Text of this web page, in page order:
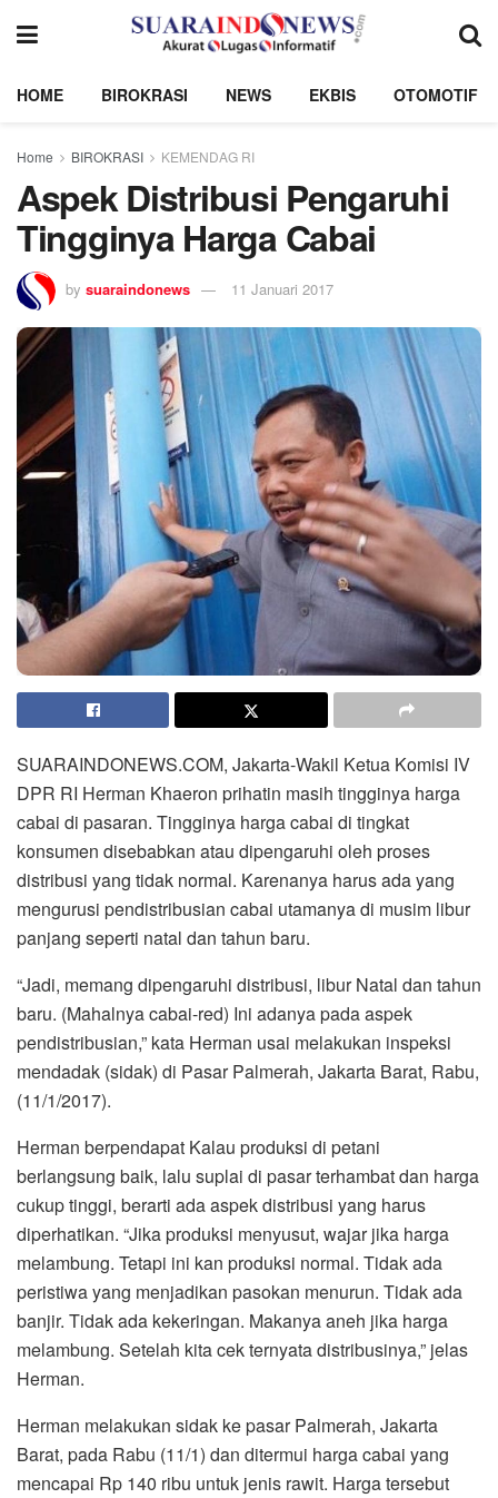
HOME BIROKRASI NEWS EKBIS OTOMOTIF
Home BIROKRASI KEMENDAG RI
Aspek Distribusi Pengaruhi
Tingginya Harga Cabai
by suaraindonews 11 Januari 2017
SUARAINDONEWS.COM, Jakarta-Wakil Ketua Komisi IV
DPR RI Herman Khaeron prihatin masih tingginya harga
cabai di pasaran. Tingginya harga cabai di tingkat
konsumen disebabkan atau dipengaruhi oleh proses
distribusi yang tidak normal. Karenanya harus ada yang
mengurusi pendistribusian cabai utamanya di musim libur
panjang seperti natal dan tahun baru.
“Jadi, memang dipengaruhi distribusi, libur Natal dan tahun
baru. (Mahalnya cabai-red) Ini adanya pada aspek
pendistribusian,” kata Herman usai melakukan inspeksi
mendadak (sidak) di Pasar Palmerah, Jakarta Barat, Rabu,
(11/1/2017).
Herman berpendapat Kalau produksi di petani
berlangsung baik, lalu suplai di pasar terhambat dan harga
cukup tinggi, berarti ada aspek distribusi yang harus
diperhatikan. “Jika produksi menyusut, wajar jika harga
melambung. Tetapi ini kan produksi normal. Tidak ada
peristiwa yang menjadikan pasokan menurun. Tidak ada
banjir. Tidak ada kekeringan. Makanya aneh jika harga
melambung. Setelah kita cek ternyata distribusinya,” jelas
Herman.
Herman melakukan sidak ke pasar Palmerah, Jakarta
Barat, pada Rabu (11/1) dan ditermui harga cabai yang
mencapai Rp 140 ribu untuk jenis rawit. Harga tersebut